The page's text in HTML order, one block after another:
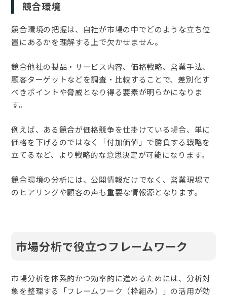
競合環境
競合環境の把握は、自社が市場の中でどのような立ち位
置にあるかを理解する上で欠かせません。
競合他社の製品・サービス内容、価格戦略、営業手法、
顧客ターゲットなどを調査・比較することで、差別化す
べきポイントや脅威となり得る要素が明らかになりま
す。
例えば、ある競合が価格競争を仕掛けている場合、単に
価格を下げるのではなく「付加価値」で勝負する戦略を
立てるなど、より戦略的な意思決定が可能になります。
競合環境の分析には、公開情報だけでなく、営業現場で
のヒアリングや顧客の声も重要な情報源となります。
市場分析で役立つフレームワーク
市場分析を体系的かつ効率的に進めるためには、分析対
象を整理する「フレームワーク（枠組み）」の活用が効